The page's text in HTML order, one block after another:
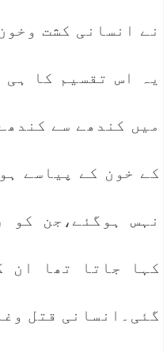
نے انسانی کشت
یہ اس تقسیم کا
میں کندھے سے
کے خون کے پیاسے
نہس ہوگئے،جن کو
کہا جاتا تھا ان
گئی۔انسانی قتل